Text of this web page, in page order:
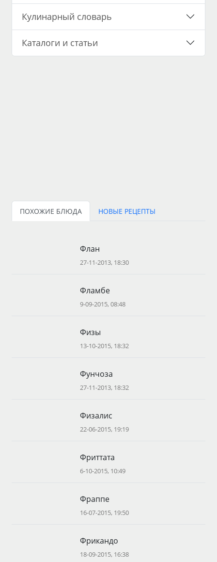
Кулинарный словарь
Каталоги и статьи
ПОХОЖИЕ БЛЮДА НОВЫЕ РЕЦЕПТЫ
Флан
27-11-2013, 18:30
Фламбе
9-09-2015, 08:48
Физы
13-10-2015, 18:32
Фунчоза
27-11-2013, 18:32
Физалис
22-06-2015, 19:19
Фриттата
6-10-2015, 10:49
Фраппе
16-07-2015, 19:50
Фрикандо
18-09-2015, 16:38